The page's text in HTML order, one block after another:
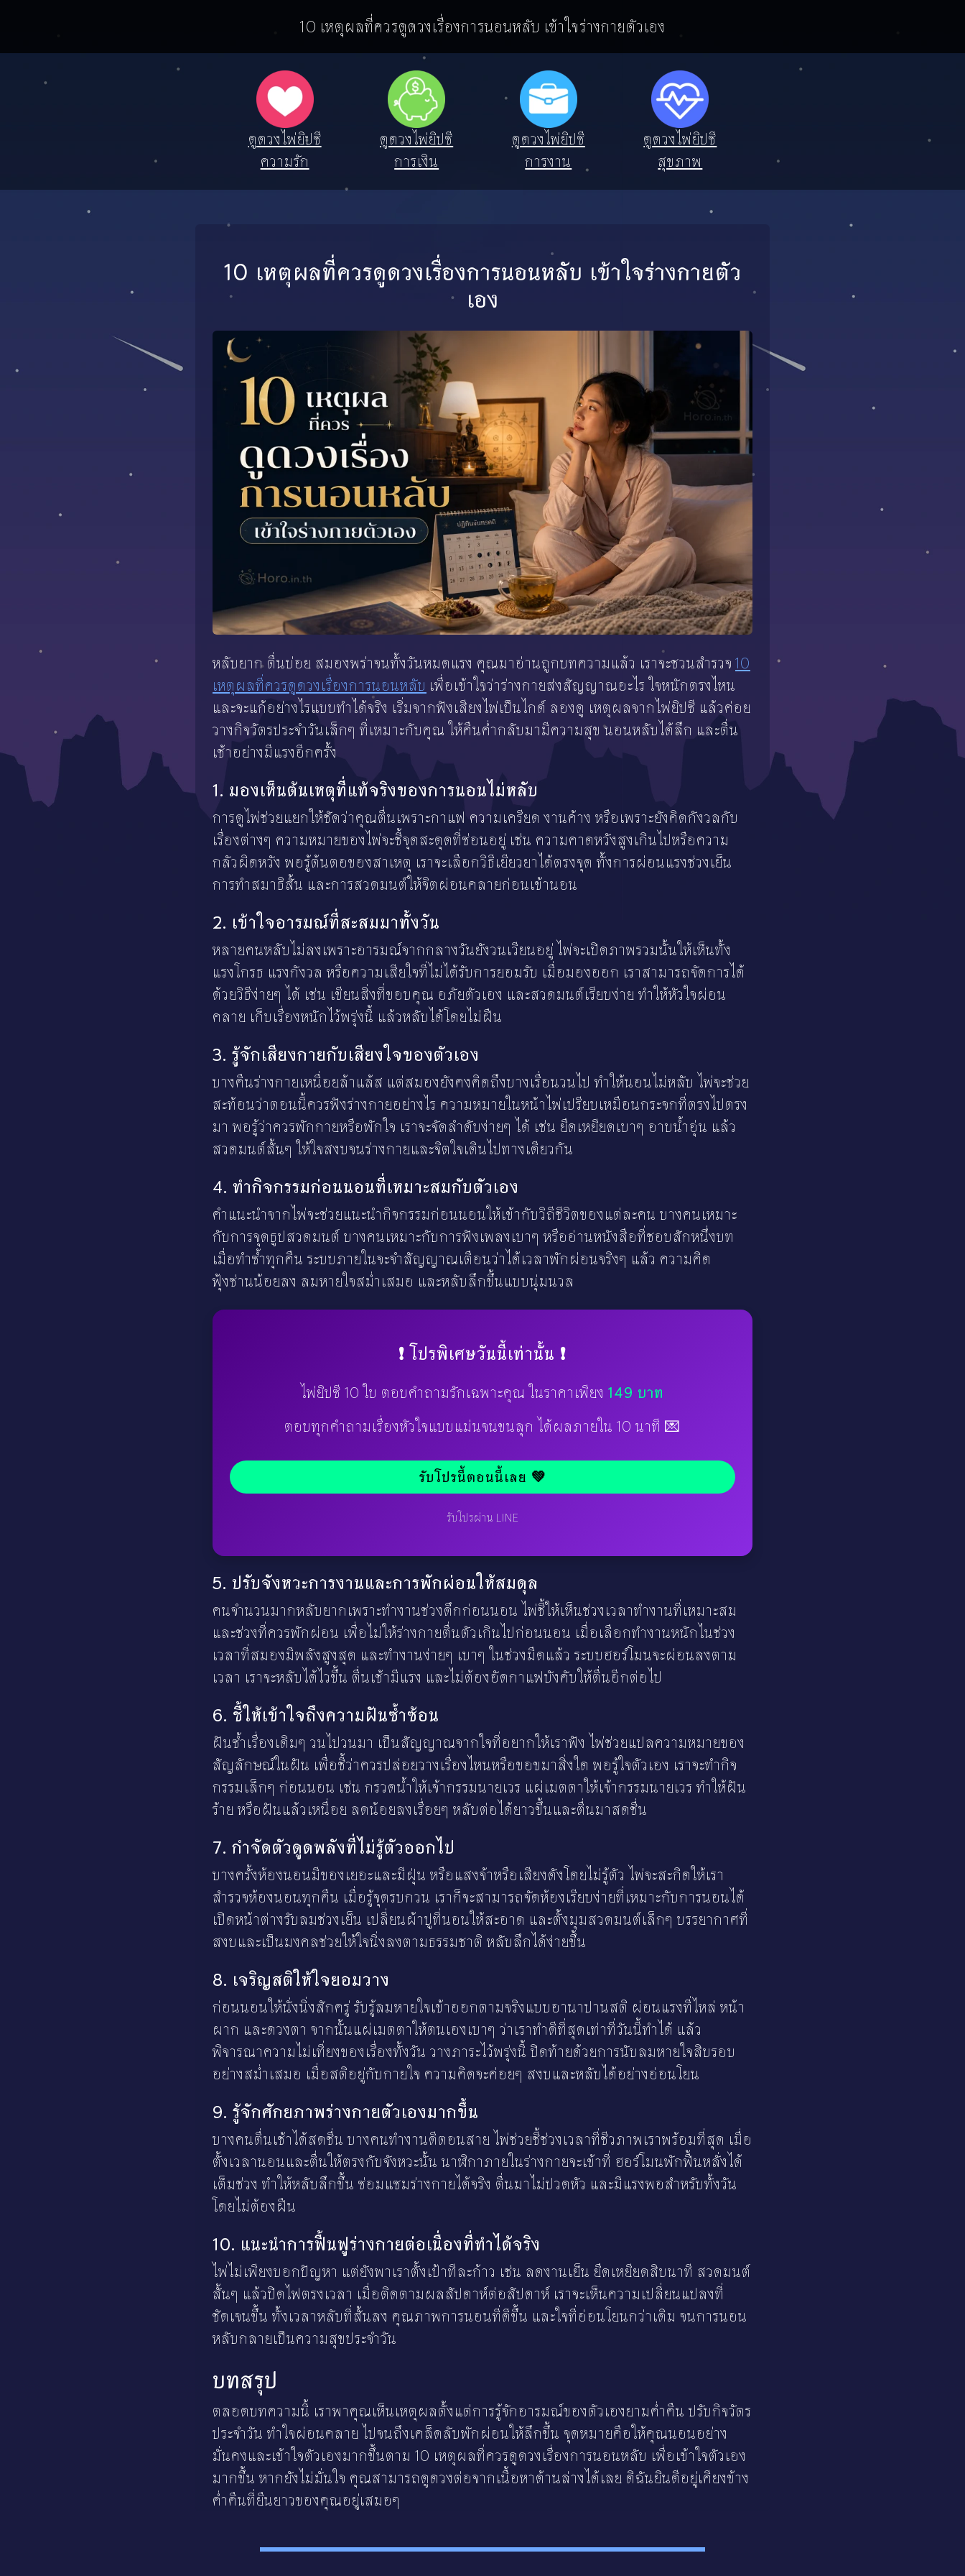
10 เหตุผลที่ควรดูดวงเรื่องการนอนหลับ เข้าใจร่างกายตัวเอง
ดูดวงไพ่ยิปซี
ความรัก
ดูดวงไพ่ยิปซี
การเงิน
ดูดวงไพ่ยิปซี
การงาน
ดูดวงไพ่ยิปซี
สุขภาพ
10 เหตุผลที่ควรดูดวงเรื่องการนอนหลับ เข้าใจร่างกายตัว
เอง
หลับยาก ตื่นบ่อย สมองพร่าจนทั้งวันหมดแรง คุณมาอ่านถูกบทความแล้ว เราจะชวนสำรวจ 10
เหตุผลที่ควรดูดวงเรื่องการนอนหลับ เพื่อเข้าใจว่าร่างกายส่งสัญญาณอะไร ใจหนักตรงไหน
และจะแก้อย่างไรแบบทำได้จริง เริ่มจากฟังเสียงไพ่เป็นไกด์ ลองดู เหตุผลจากไพ่ยิปซี แล้วค่อย
วางกิจวัตรประจำวันเล็กๆ ที่เหมาะกับคุณ ให้คืนค่ำกลับมามีความสุข นอนหลับได้ลึก และตื่น
เช้าอย่างมีแรงอีกครั้ง
1. มองเห็นต้นเหตุที่แท้จริงของการนอนไม่หลับ
การดูไพ่ช่วยแยกให้ชัดว่าคุณตื่นเพราะกาแฟ ความเครียด งานค้าง หรือเพราะยังคิดกังวลกับ
เรื่องต่างๆ ความหมายของไพ่จะชี้จุดสะดุดที่ซ่อนอยู่ เช่น ความคาดหวังสูงเกินไปหรือความ
กลัวผิดหวัง พอรู้ต้นตอของสาเหตุ เราจะเลือกวิธีเยียวยาได้ตรงจุด ทั้งการผ่อนแรงช่วงเย็น
การทำสมาธิสั้น และการสวดมนต์ให้จิตผ่อนคลายก่อนเข้านอน
2. เข้าใจอารมณ์ที่สะสมมาทั้งวัน
หลายคนหลับไม่ลงเพราะอารมณ์จากกลางวันยังวนเวียนอยู่ ไพ่จะเปิดภาพรวมนั้นให้เห็นทั้ง
แรงโกรธ แรงกังวล หรือความเสียใจที่ไม่ได้รับการยอมรับ เมื่อมองออก เราสามารถจัดการได้
ด้วยวิธีง่ายๆ ได้ เช่น เขียนสิ่งที่ขอบคุณ อภัยตัวเอง และสวดมนต์เรียบง่าย ทำให้หัวใจผ่อน
คลาย เก็บเรื่องหนักไว้พรุ่งนี้ แล้วหลับได้โดยไม่ฝืน
3. รู้จักเสียงกายกับเสียงใจของตัวเอง
บางคืนร่างกายเหนื่อยล้าแล้ส แต่สมองยังคงคิดถึงบางเรื่อนวนไป ทำให้นอนไม่หลับ ไพ่จะช่วย
สะท้อนว่าตอนนี้ควรฟังร่างกายอย่างไร ความหมายในหน้าไพ่เปรียบเหมือนกระจกที่ตรงไปตรง
มา พอรู้ว่าควรพักกายหรือพักใจ เราจะจัดลำดับง่ายๆ ได้ เช่น ยืดเหยียดเบาๆ อาบน้ำอุ่น แล้ว
สวดมนต์สั้นๆ ให้ใจสงบจนร่างกายและจิตใจเดินไปทางเดียวกัน
4. ทำกิจกรรมก่อนนอนที่เหมาะสมกับตัวเอง
คำแนะนำจากไพ่จะช่วยแนะนำกิจกรรมก่อนนอนให้เข้ากับวิถีชีวิตของแต่ละคน บางคนเหมาะ
กับการจุดธูปสวดมนต์ บางคนเหมาะกับการฟังเพลงเบาๆ หรืออ่านหนังสือที่ชอบสักหนึ่งบท
เมื่อทำซ้ำทุกคืน ระบบภายในจะจำสัญญาณเตือนว่าได้เวลาพักผ่อนจริงๆ แล้ว ความคิด
ฟุ้งซ่านน้อยลง ลมหายใจสม่ำเสมอ และหลับลึกขึ้นแบบนุ่มนวล
❗ โปรพิเศษวันนี้เท่านั้น ❗
ไพ่ยิปซี 10 ใบ ตอบคำถามรักเฉพาะคุณ ในราคาเพียง 149 บาท
ตอบทุกคำถามเรื่องหัวใจแบบแม่นจนขนลุก ได้ผลภายใน 10 นาที 💌
รับโปรนี้ตอนนี้เลย 💚
รับโปรผ่าน LINE
5. ปรับจังหวะการงานและการพักผ่อนให้สมดุล
คนจำนวนมากหลับยากเพราะทำงานช่วงดึกก่อนนอน ไพ่ชี้ให้เห็นช่วงเวลาทำงานที่เหมาะสม
และช่วงที่ควรพักผ่อน เพื่อไม่ให้ร่างกายตื่นตัวเกินไปก่อนนอน เมื่อเลือกทำงานหนักไนช่วง
เวลาที่สมองมีพลังสูงสุด และทำงานง่ายๆ เบาๆ ในช่วงมืดแล้ว ระบบฮอร์โมนจะผ่อนลงตาม
เวลา เราจะหลับได้ไวขึ้น ตื่นเช้ามีแรง และไม่ต้องอัดกาแฟบังคับให้ตื่นอีกต่อไป
6. ชี้ให้เข้าใจถึงความฝันซ้ำซ้อน
ฝันซ้ำเรื่องเดิมๆ วนไปวนมา เป็นสัญญาณจากใจที่อยากให้เราฟัง ไพ่ช่วยแปลความหมายของ
สัญลักษณ์ในฝัน เพื่อชี้ว่าควรปล่อยวางเรื่องไหนหรือขอขมาสิ่งใด พอรู้ใจตัวเอง เราจะทำกิจ
กรรมเล็กๆ ก่อนนอน เช่น กรวดน้ำให้เจ้ากรรมนายเวร แผ่เมตตาให้เจ้ากรรมนายเวร ทำให้ฝัน
ร้าย หรือฝันแล้วเหนื่อย ลดน้อยลงเรื่อยๆ หลับต่อได้ยาวขึ้นและตื่นมาสดชื่น
7. กำจัดตัวดูดพลังที่ไม่รู้ตัวออกไป
บางครั้งห้องนอนมีของเยอะและมีฝุ่น หรือแสงจ้าหรือเสียงดังโดยไม่รู้ตัว ไพ่จะสะกิดให้เรา
สำรวจห้องนอนทุกคืน เมื่อรู้จุดรบกวน เราก็จะสามารถจัดห้องเรียบง่ายที่เหมาะกับการนอนได้
เปิดหน้าต่างรับลมช่วงเย็น เปลี่ยนผ้าปูที่นอนให้สะอาด และตั้งมุมสวดมนต์เล็กๆ บรรยากาศที่
สงบและเป็นมงคลช่วยให้ใจนิ่งลงตามธรรมชาติ หลับลึกได้ง่ายขึ้น
8. เจริญสติให้ใจยอมวาง
ก่อนนอนให้นั่งนิ่งสักครู่ รับรู้ลมหายใจเข้าออกตามจริงแบบอานาปานสติ ผ่อนแรงที่ไหล่ หน้า
ผาก และดวงตา จากนั้นแผ่เมตตาให้ตนเองเบาๆ ว่าเราทำดีที่สุดเท่าที่วันนี้ทำได้ แล้ว
พิจารณาความไม่เที่ยงของเรื่องทั้งวัน วางภาระไว้พรุ่งนี้ ปิดท้ายด้วยการนับลมหายใจสิบรอบ
อย่างสม่ำเสมอ เมื่อสติอยู่กับกายใจ ความคิดจะค่อยๆ สงบและหลับได้อย่างอ่อนโยน
9. รู้จักศักยภาพร่างกายตัวเองมากขึ้น
บางคนตื่นเช้าได้สดชื่น บางคนทำงานดีตอนสาย ไพ่ช่วยชี้ช่วงเวลาที่ชีวภาพเราพร้อมที่สุด เมื่อ
ตั้งเวลานอนและตื่นให้ตรงกับจังหวะนั้น นาฬิกาภายในร่างกายจะเข้าที่ ฮอร์โมนพักฟื้นหลั่งได้
เต็มช่วง ทำให้หลับลึกขึ้น ซ่อมแซมร่างกายได้จริง ตื่นมาไม่ปวดหัว และมีแรงพอสำหรับทั้งวัน
โดยไม่ต้องฝืน
10. แนะนำการฟื้นฟูร่างกายต่อเนื่องที่ทำได้จริง
ไพ่ไม่เพียงบอกปัญหา แต่ยังพาเราตั้งเป้าทีละก้าว เช่น ลดงานเย็น ยืดเหยียดสิบนาที สวดมนต์
สั้นๆ แล้วปิดไฟตรงเวลา เมื่อติดตามผลสัปดาห์ต่อสัปดาห์ เราจะเห็นความเปลี่ยนแปลงที่
ชัดเจนขึ้น ทั้งเวลาหลับที่สั้นลง คุณภาพการนอนที่ดีขึ้น และใจที่อ่อนโยนกว่าเดิม จนการนอน
หลับกลายเป็นความสุขประจำวัน
บทสรุป
ตลอดบทความนี้ เราพาคุณเห็นเหตุผลตั้งแต่การรู้จักอารมณ์ของตัวเองยามค่ำคืน ปรับกิจวัตร
ประจำวัน ทำใจผ่อนคลาย ไปจนถึงเคล็ดลับพักผ่อนให้ลึกขึ้น จุดหมายคือให้คุณนอนอย่าง
มั่นคงและเข้าใจตัวเองมากขึ้นตาม 10 เหตุผลที่ควรดูดวงเรื่องการนอนหลับ เพื่อเข้าใจตัวเอง
มากขึ้น หากยังไม่มั่นใจ คุณสามารถดูดวงต่อจากเนื้อหาด้านล่างได้เลย ดิฉันยินดีอยู่เคียงข้าง
ค่ำคืนที่ยืนยาวของคุณอยู่เสมอๆ